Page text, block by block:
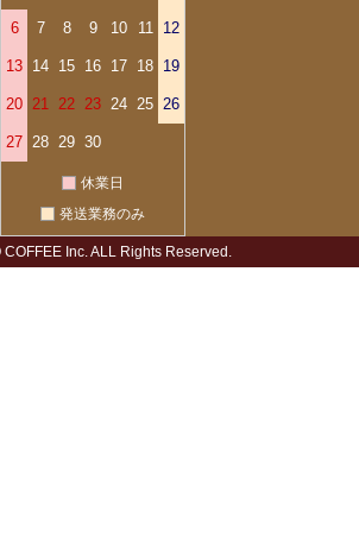
6 7 8 9 10 11 12
13 14 15 16 17 18 19
20 21 22 23 24 25 26
27 28 29 30
休業日
発送業務のみ
COFFEE Inc. ALL Rights Reserved.